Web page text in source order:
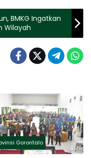
BMKG Ingatkan
Wilayah
Gorontalo